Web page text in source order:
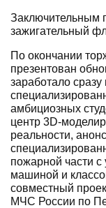
Заключительным
зажигательный
По окончании
презентован
заработало
амбициозных
центр 3D-
реальности,
пожарной части с
машиной и
совместный
МЧС России по